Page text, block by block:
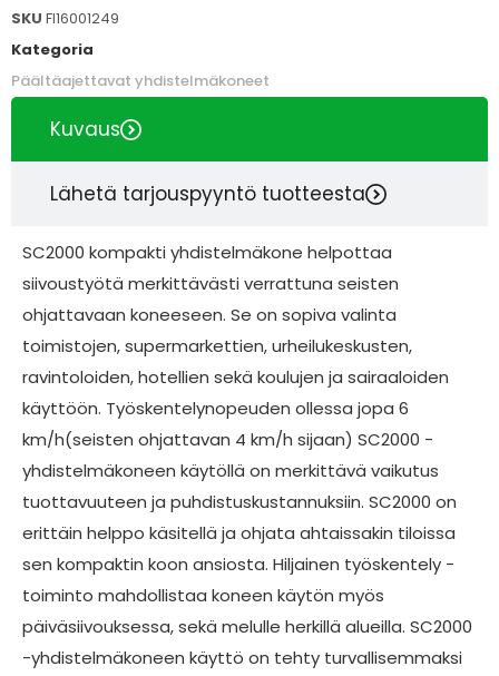
SKU FI16001249
Kategoria
Päältäajettavat yhdistelmäkoneet
Kuvaus
Lähetä tarjouspyyntö tuotteesta
SC2000 kompakti yhdistelmäkone helpottaa
siivoustyötä merkittävästi verrattuna seisten
ohjattavaan koneeseen. Se on sopiva valinta
toimistojen, supermarkettien, urheilukeskusten,
ravintoloiden, hotellien sekä koulujen ja sairaaloiden
käyttöön. Työskentelynopeuden ollessa jopa 6
km/h(seisten ohjattavan 4 km/h sijaan) SC2000 -
yhdistelmäkoneen käytöllä on merkittävä vaikutus
tuottavuuteen ja puhdistuskustannuksiin. SC2000 on
erittäin helppo käsitellä ja ohjata ahtaissakin tiloissa
sen kompaktin koon ansiosta. Hiljainen työskentely -
toiminto mahdollistaa koneen käytön myös
päiväsiivouksessa, sekä melulle herkillä alueilla. SC2000
-yhdistelmäkoneen käyttö on tehty turvallisemmaksi